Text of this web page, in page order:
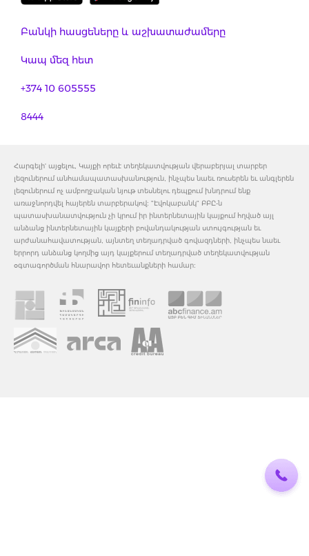
Բանկի հասցեները և աշխատաժամերը
Կապ մեզ հետ
+374 10 605555
8444
Հարգելի' այցելու, Կայքի որեւէ տեղեկատվության վերաբերյալ տարբեր
լեզուներում անհամապատասխանություն, ինչպես նաեւ ռուսերեն եւ անգլերեն
լեզուներում ոչ ամբողջական նյութ տեսնելու դեպքում խնդրում ենք
առաջնորդվել հայերեն տարբերակով: "Էվոկաբանկ" ԲԲԸ-ն
պատասխանատվություն չի կրում իր ինտերնետային կայքում հղված այլ
անձանց ինտերնետային կայքերի բովանդակության ստույգության եւ
արժանահավատության, այնտեղ տեղադրված գովազդների, ինչպես նաեւ
երրորդ անձանց կողմից այդ կայքերում տեղադրված տեղեկատվության
օգտագործման հնարավոր հետեւանքների համար: